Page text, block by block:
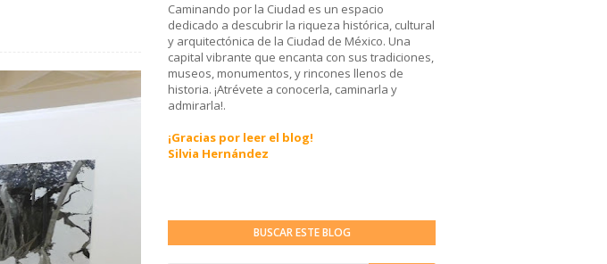
Caminando por la Ciudad es un espacio
dedicado a descubrir la riqueza histórica, cultural
y arquitectónica de la Ciudad de México. Una
capital vibrante que encanta con sus tradiciones,
museos, monumentos, y rincones llenos de
historia. ¡Atrévete a conocerla, caminarla y
admirarla!.
¡Gracias por leer el blog!
Silvia Hernández
BUSCAR ESTE BLOG